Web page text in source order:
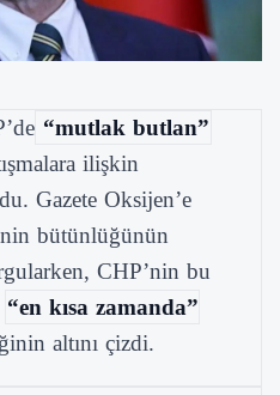
“mutlak butlan”
ilişkin
Gazete Oksijen’e
bütünlüğünün
CHP’nin bu
“en kısa zamanda”
altını çizdi.